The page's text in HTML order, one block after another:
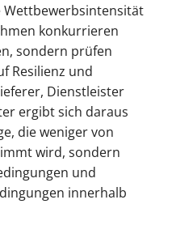
konkurrieren
sondern prüfen
Resilienz und
Dienstleister
ergibt sich daraus
die weniger von
wird, sondern
und
innerhalb